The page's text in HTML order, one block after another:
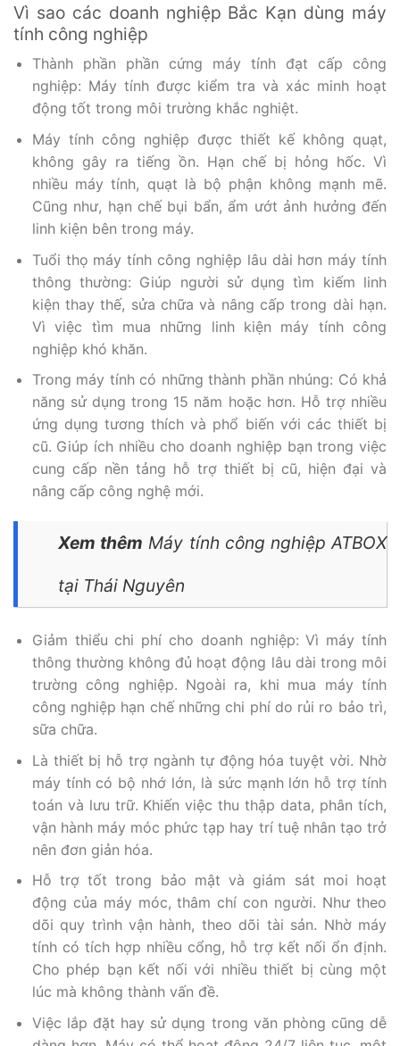
Vì sao các doanh nghiệp Bắc Kạn dùng máy
tính công nghiệp
Thành phần phần cứng máy tính đạt cấp công
nghiệp: Máy tính được kiểm tra và xác minh hoạt
động tốt trong môi trường khắc nghiệt.
Máy tính công nghiệp được thiết kế không quạt,
không gây ra tiếng ồn. Hạn chế bị hỏng hốc. Vì
nhiều máy tính, quạt là bộ phận không mạnh mẽ.
Cũng như, hạn chế bụi bẩn, ẩm ướt ảnh hưởng đến
linh kiện bên trong máy.
Tuổi thọ máy tính công nghiệp lâu dài hơn máy tính
thông thường: Giúp người sử dụng tìm kiếm linh
kiện thay thế, sửa chữa và nâng cấp trong dài hạn.
Vì việc tìm mua những linh kiện máy tính công
nghiệp khó khăn.
Trong máy tính có những thành phần nhúng: Có khả
năng sử dụng trong 15 năm hoặc hơn. Hỗ trợ nhiều
ứng dụng tương thích và phổ biến với các thiết bị
cũ. Giúp ích nhiều cho doanh nghiệp bạn trong việc
cung cấp nền tảng hỗ trợ thiết bị cũ, hiện đại và
nâng cấp công nghệ mới.
Xem thêm Máy tính công nghiệp ATBOX
tại Thái Nguyên
Giảm thiểu chi phí cho doanh nghiệp: Vì máy tính
thông thường không đủ hoạt động lâu dài trong môi
trường công nghiệp. Ngoài ra, khi mua máy tính
công nghiệp hạn chế những chi phí do rủi ro bảo trì,
sữa chữa.
Là thiết bị hỗ trợ ngành tự động hóa tuyệt vời. Nhờ
máy tính có bộ nhớ lớn, là sức mạnh lớn hỗ trợ tính
toán và lưu trữ. Khiến việc thu thập data, phân tích,
vận hành máy móc phức tạp hay trí tuệ nhân tạo trở
nên đơn giản hóa.
Hỗ trợ tốt trong bảo mật và giám sát moi hoạt
động của máy móc, thâm chí con người. Như theo
dõi quy trình vận hành, theo dõi tài sản. Nhờ máy
tính có tích hợp nhiều cổng, hỗ trợ kết nối ổn định.
Cho phép bạn kết nối với nhiều thiết bị cùng một
lúc mà không thành vấn đề.
Việc lắp đặt hay sử dụng trong văn phòng cũng dễ